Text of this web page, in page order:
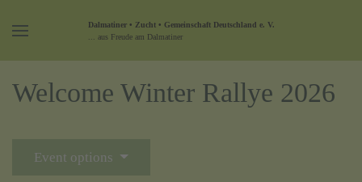
Dalmatiner • Zucht • Gemeinschaft Deutschland e. V.
... aus Freude am Dalmatiner
Welcome Winter Rallye 2026
Event options